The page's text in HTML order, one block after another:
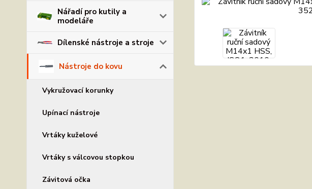
Nářadí pro kutily a
modeláře
Dílenské nástroje a stroje
Nástroje do kovu
Vykružovací korunky
Upínací nástroje
Vrtáky kuželové
Vrtáky s válcovou stopkou
Závitová očka